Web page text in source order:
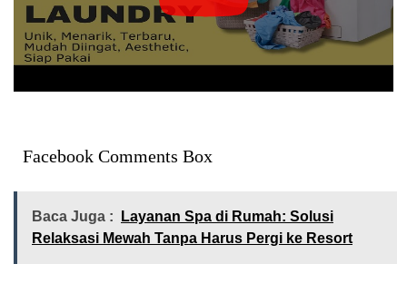
Facebook Comments Box
Baca Juga :
Layanan Spa di Rumah: Solusi
Relaksasi Mewah Tanpa Harus Pergi ke Resort